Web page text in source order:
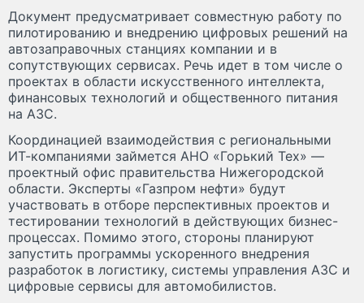
Документ предусматривает совместную работу по
пилотированию и внедрению цифровых решений на
автозаправочных станциях компании и в
сопутствующих сервисах. Речь идет в том числе о
проектах в области искусственного интеллекта,
финансовых технологий и общественного питания
на АЗС.
Координацией взаимодействия с региональными
ИТ-компаниями займется АНО «Горький Тех» —
проектный офис правительства Нижегородской
области. Эксперты «Газпром нефти» будут
участвовать в отборе перспективных проектов и
тестировании технологий в действующих бизнес-
процессах. Помимо этого, стороны планируют
запустить программы ускоренного внедрения
разработок в логистику, системы управления АЗС и
цифровые сервисы для автомобилистов.